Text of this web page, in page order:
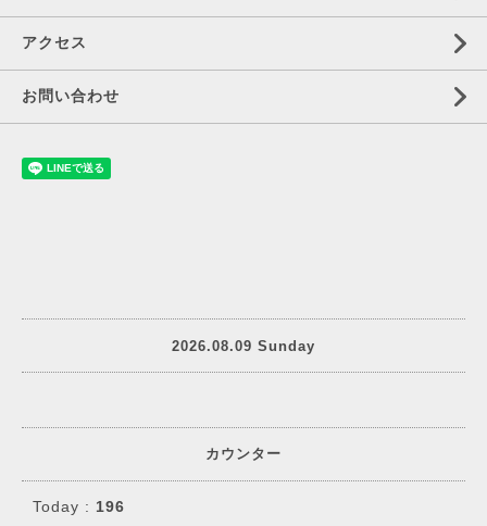
アクセス
お問い合わせ
2026.08.09 Sunday
カウンター
Today : 196